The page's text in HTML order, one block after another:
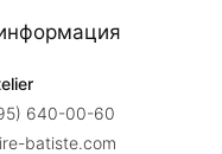
640-00-60
batiste.com